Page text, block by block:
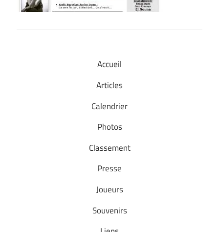
Accueil
Articles
Calendrier
Photos
Classement
Presse
Joueurs
Souvenirs